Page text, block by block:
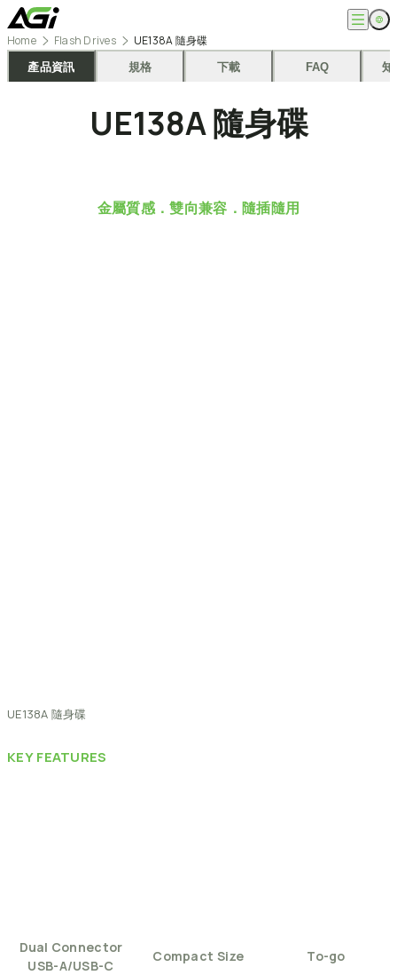
跳
至
主
內
English
繁體中文
公司
最新消息
知識文章
記憶體模組
生活玩家
相容性查詢
Home Flash Drives UE138A 隨身碟
產品資訊 規格 下載 FAQ 知
UE138A隨身碟
金屬質感．雙向兼容．隨插隨用
UE138A 隨身碟
KEYFEATURES
Dual Connector
USB-A/USB-C
Compact Size To-go